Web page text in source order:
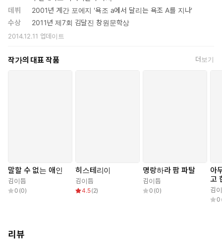
그 차이를 알아채기 힘들더라도 ‘투명한 것’과 ‘없는 것’을 구분하며
세계와 존재의 본질을 찾고자 한다. 이 끈질긴 재탐구는 비록 모순된
세상일지라도 사랑하려는 마음과, 상처 입은 존재들을 끝끝내 살아
가게 하려는 의지에서 비롯된다.
데뷔
2001년 계간 포에지 '욕조 a에서 달리는 욕조 A를 지나'
수상
2011년 제7회 김달진 창원문학상
2014.12.11 업데이트
작가의 대표 작품 더보기
말할 수 없는 애인
김이듬
0 (0)
히스테리아
김이듬
4.5(2)
명랑하라 팜 파탈
김이듬
0 (0)
아
고
갔
김
0
리뷰